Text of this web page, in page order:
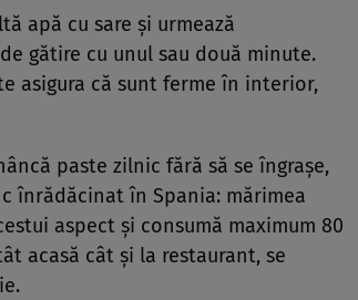
apă cu sare și urmează
gătire cu unul sau două minute.
asigura că sunt ferme în interior,
paste zilnic fără să se îngrașe,
înrădăcinat în Spania: mărimea
aspect și consumă maximum 80
acasă cât și la restaurant, se